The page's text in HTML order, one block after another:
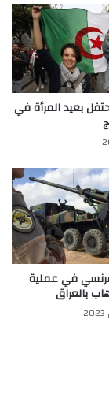
بعيد المرأة في
في عملية
بالعراق